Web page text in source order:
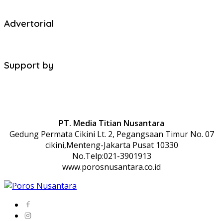
Advertorial
Support by
PT. Media Titian Nusantara
Gedung Permata Cikini Lt. 2, Pegangsaan Timur No. 07
cikini,Menteng-Jakarta Pusat 10330
No.Telp:021-3901913
www.porosnusantara.co.id